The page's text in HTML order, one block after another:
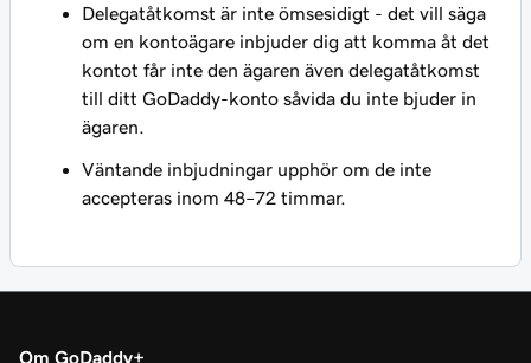
Delegatåtkomst är inte ömsesidigt - det vill säga
om en kontoägare inbjuder dig att komma åt det
kontot får inte den ägaren även delegatåtkomst
till ditt GoDaddy-konto såvida du inte bjuder in
ägaren.
Väntande inbjudningar upphör om de inte
accepteras inom 48–72 timmar.
Om GoDaddy